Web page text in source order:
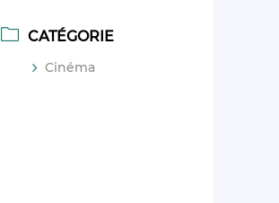
CATÉGORIE
Cinéma